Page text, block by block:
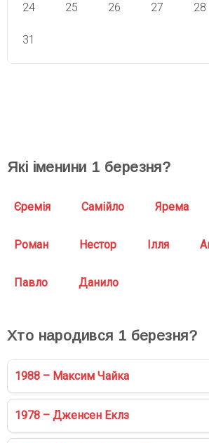
24 25 26 27 28
31
Які іменини 1 березня?
Єремія Самійло Ярема
Роман Нестор Ілля
Павло Данило
Хто народився 1 березня?
1988 – Максим Чайка
1978 – Дженсен Еклз